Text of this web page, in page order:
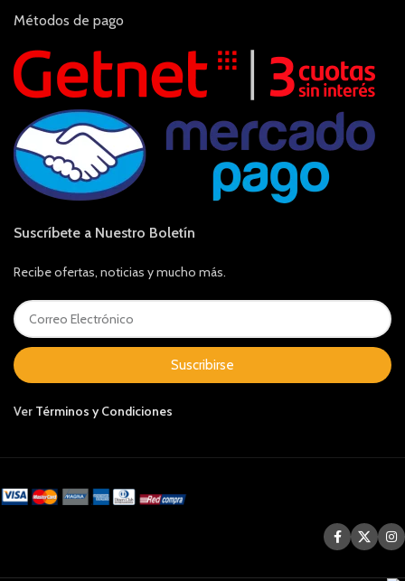
Métodos de pago
Suscríbete a Nuestro Boletín
Recibe ofertas, noticias y mucho más.
Suscribirse
Ver Términos y Condiciones